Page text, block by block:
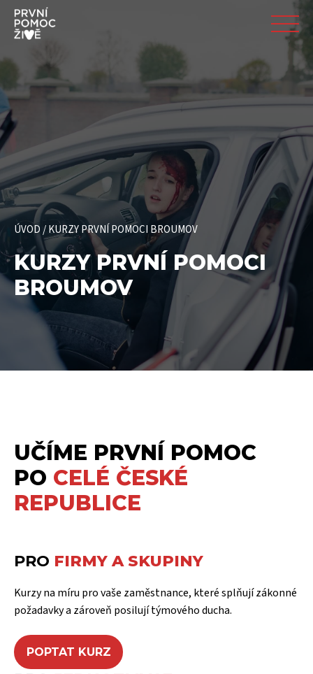
ÚVOD/KURZY PRVNÍ POMOCI BROUMOV
KURZY PRVNÍ POMOCI
BROUMOV
UČÍME PRVNÍ POMOC
PO CELÉ ČESKÉ
REPUBLICE
PRO FIRMY A SKUPINY
Kurzy na míru pro vaše zaměstnance, které splňují zákonné
požadavky a zároveň posilují týmového ducha.
POPTAT KURZ